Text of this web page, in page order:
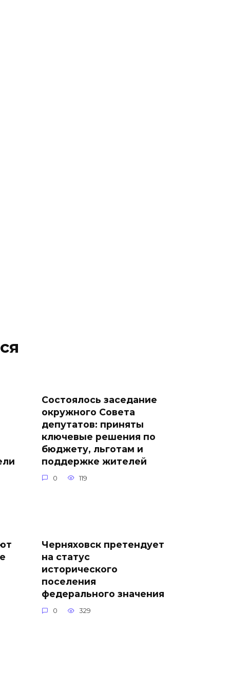
Состоялось заседание
окружного Совета
депутатов: приняты
ключевые решения по
бюджету, льготам и
поддержке жителей
0 119
Черняховск претендует
на статус
исторического
поселения
федерального значения
0 329